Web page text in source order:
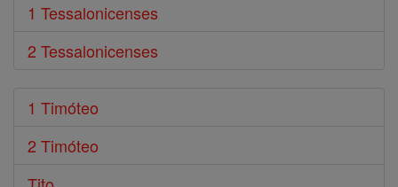
1 Tessalonicenses
2 Tessalonicenses
1 Timóteo
2 Timóteo